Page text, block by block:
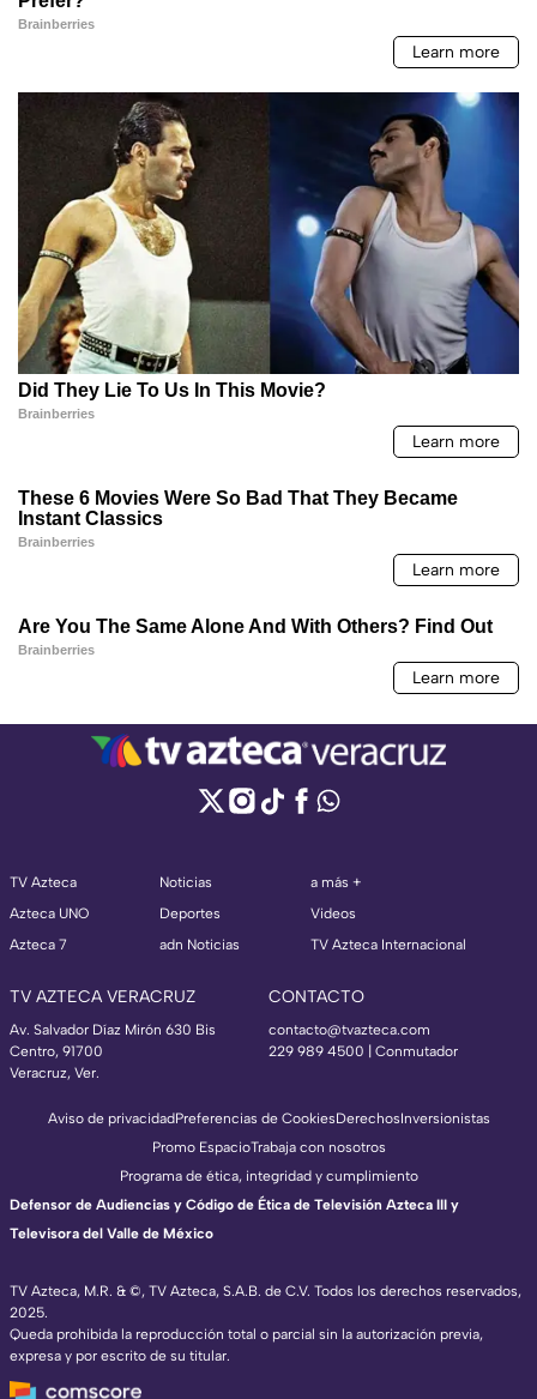
TV Azteca
Azteca UNO
Azteca 7
Noticias
Deportes
adn Noticias
a más +
Videos
TV Azteca Internacional
TV AZTECA VERACRUZ
Av. Salvador Díaz Mirón 630 Bis
Centro, 91700
Veracruz, Ver.
CONTACTO
contacto@tvazteca.com
229 989 4500 | Conmutador
TV Azteca, M.R. & ©, TV Azteca, S.A.B. de C.V. Todos los derechos reservados,
2025.
Queda prohibida la reproducción total o parcial sin la autorización previa,
expresa y por escrito de su titular.
Aviso de privacidadPreferencias de CookiesDerechosInversionistas
Promo EspacioTrabaja con nosotros
Programa de ética, integridad y cumplimiento
Defensor de Audiencias y Código de Ética de Televisión Azteca III y
Televisora del Valle de México